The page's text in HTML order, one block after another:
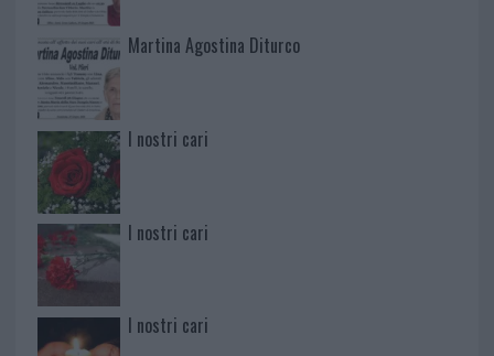
Martina Agostina Diturco
I nostri cari
I nostri cari
I nostri cari